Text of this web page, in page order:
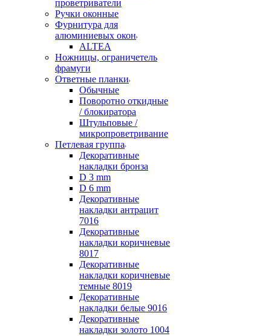
проветриватели
Ручки оконные
Фурнитура для
алюминиевых окон
ALTEA
Ножницы, ограничетель
фрамуги
Ответные планки
Обычные
Поворотно откидные
/ блокиратора
Штульповые /
микропроветривание
Петлевая группа
Декоративные
накладки бронза
D 3 mm
D 6 mm
Декоративные
накладки антрацит
7016
Декоративные
накладки коричневые
8017
Декоративные
накладки коричневые
темные 8019
Декоративные
накладки белые 9016
Декоративные
накладки золото 1004